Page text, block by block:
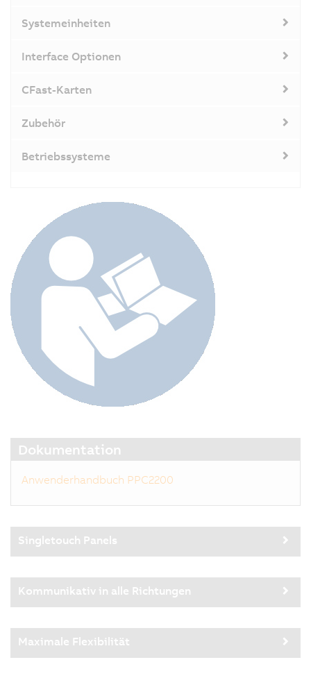
Systemeinheiten
Interface Optionen
CFast-Karten
Zubehör
Betriebssysteme
Dokumentation
Anwenderhandbuch PPC2200
Singletouch Panels
Kommunikativ in alle Richtungen
Maximale Flexibilität